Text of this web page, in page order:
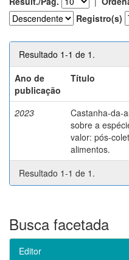
Registro(s)
Resultado 1-1 de 1.
Ano de
publicação
Título
2023
Castanha-da-
sobre a
valor: pós-
alimentos.
Resultado 1-1 de 1.
Busca facetada
Editor